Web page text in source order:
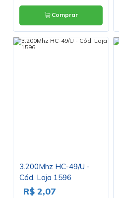
Comprar
3.200Mhz HC-49/U -
Cód. Loja 1596
R$ 2,07